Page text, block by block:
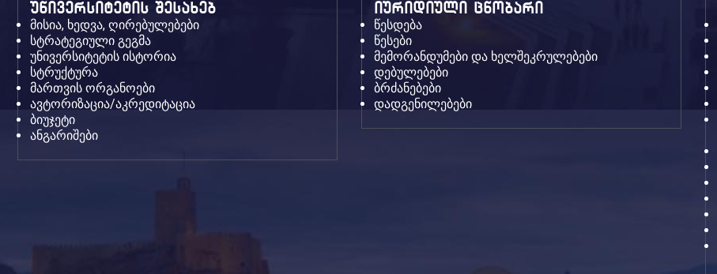
უნივერსიტეტის შესახებ
მისია, ხედვა, ღირებულებები
სტრატეგიული გეგმა
უნივერსიტეტის ისტორია
სტრუქტურა
მართვის ორგანოები
ავტორიზაცია/აკრედიტაცია
ბიუჯეტი
ანგარიშები
იურიდიული ცნობარი
წესდება
წესები
მემორანდუმები და ხელშეკრულებები
დებულებები
ბრძანებები
დადგენილებები